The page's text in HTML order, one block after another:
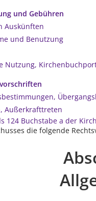
und Gebühren
Auskünften
und Benutzung
Nutzung,
Außerkrafttreten
124 Buchstabe a der
die folgende